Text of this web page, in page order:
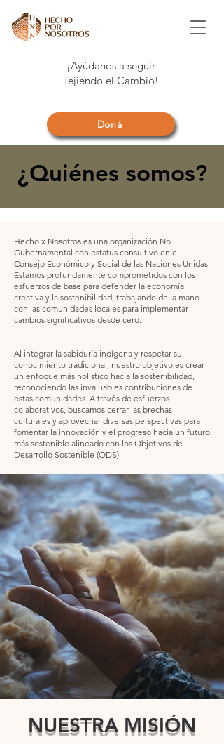
¡Ayúdanos a seguir
Tejiendo el Cambio!
Doná
¿Quiénes somos?
​Hecho x Nosotros es una organización No
Gubernamental con estatus consultivo en el
Consejo Económico y Social de las Naciones Unidas.
Estamos profundamente comprometidos con los
esfuerzos de base para defender la economía
creativa y la sostenibilidad, trabajando de la mano
con las comunidades locales para implementar
cambios significativos desde cero.
Al integrar la sabiduría indígena y respetar su
conocimiento tradicional, nuestro objetivo es crear
un enfoque más holístico hacia la sostenibilidad,
reconociendo las invaluables contribuciones de
estas comunidades. A través de esfuerzos
colaborativos, buscamos cerrar las brechas
culturales y aprovechar diversas perspectivas para
fomentar la innovación y el progreso hacia un futuro
más sostenible alineado con los Objetivos de
Desarrollo Sostenible (ODS).
NUESTRA MISIÓN